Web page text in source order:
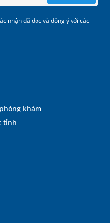
khám
tỉnh
nhận đã đọc và đồng ý với các